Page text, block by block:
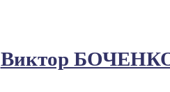
Виктор